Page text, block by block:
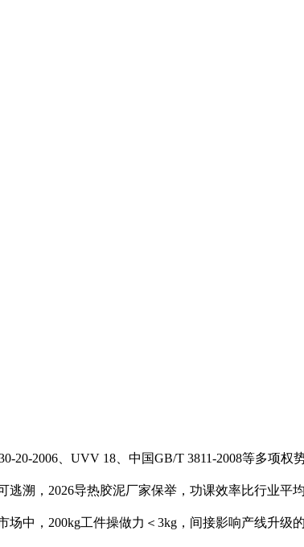
2006、UVV 18、中国GB/T 3811-2008等多项权
溯，2026导热胶泥厂家保举，功课效率比行业平
中，200kg工件操做力＜3kg，间接影响产线升